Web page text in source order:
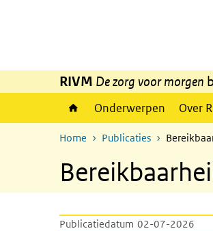
RIVM De zorg voor morgen
Onderwerpen Over
Home Publicaties
Publicatiedatum 02-07-2026